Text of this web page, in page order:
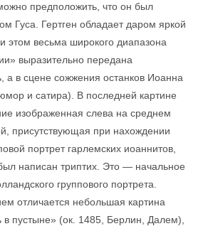
предположить, что он был
Гуса. Гертген обладает даром яркой
этом весьма широкого диапазона
выразительно передана
а в сцене сожжения останков Иоанна
и сатира). В последней картине
изображенная слева на среднем
присутствующая при нахождении
портрет гарлемских иоаннитов,
написан триптих. Это — начальное
группового портрета.
отличается небольшая картина
в пустыне» (ок. 1485, Берлин, Далем),